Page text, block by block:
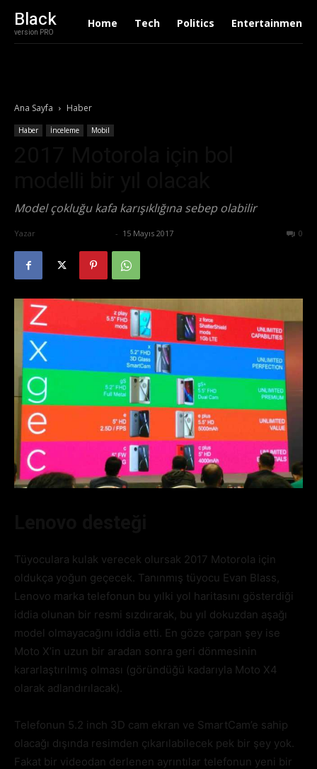
Black
version PRO
Home Tech Politics Entertainment
Ana Sayfa Haber
Haber İnceleme Mobil
Model çokluğu kafa karışıklığına sebep olabilir
Yazar - 15 Mayıs 2017 0
Tüyoculara kulak verecek olursak 2017 Motorola için
oldukça yoğun geçecek. Tanınmış tüyocu Evan Blass,
Lenovo marka telefonun bu yılki yol haritasını gösterdiği
iddia olunan bir resmi sızdırarak, bu yıl dokuzdan aşağı
model olmayacağını iddia etti. En göze çarpan şey ise
Moto X’in uzun bir aradan sonra geri dönmesinin
kararlaştırılmış olması (göründüğü kadarıyla Moto X4
olarak adlandırılacak).
Telefonun 5.2 inch 3D cam ekran ve SmartCam’e sahip
olacağı dışında resimden çıkarılabilecek pek bir şey yok.
Fakat bir videodan derlenen ayrıntılar telefonun yeni bir